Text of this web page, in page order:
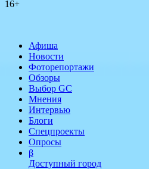
16+
Афиша
Новости
Фоторепортажи
Обзоры
Выбор GC
Мнения
Интервью
Блоги
Спецпроекты
Опросы
β
Доступный город